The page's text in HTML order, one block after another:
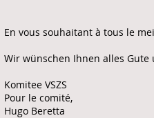
En vous souhaitant à tous le
Wir wünschen Ihnen alles
Komitee VSZS
Pour le comité,
Hugo Beretta